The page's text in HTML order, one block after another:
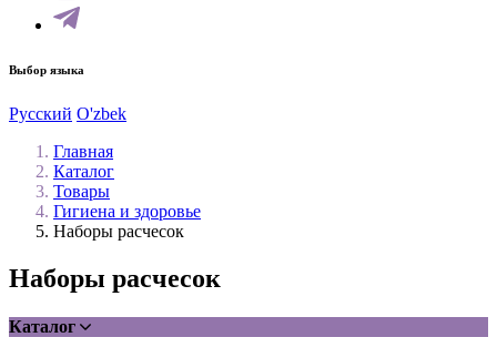
Выбор языка
Русский O'zbek
Главная
Каталог
Товары
Гигиена и здоровье
Наборы расчесок
Наборы расчесок
Каталог